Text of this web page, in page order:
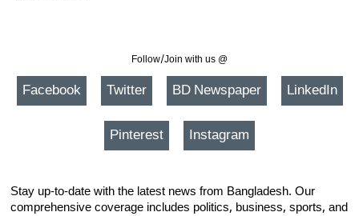
Follow/Join with us @
Facebook Twitter BD Newspaper LinkedIn
Pinterest Instagram
Stay up-to-date with the latest news from Bangladesh. Our
comprehensive coverage includes politics, business, sports, and